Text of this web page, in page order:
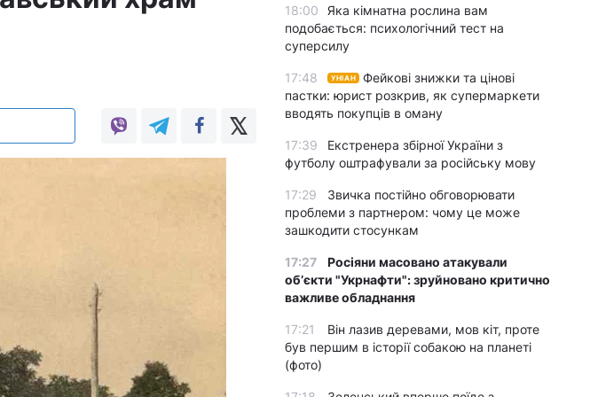
18:00
Яка кімнатна рослина вам
подобається: психологічний тест на
суперсилу
17:48 УНІАН
Фейкові знижки та цінові
пастки: юрист розкрив, як супермаркети
вводять покупців в оману
17:39
Екстренера збірної України з
футболу оштрафували за російську мову
17:29
Звичка постійно обговорювати
проблеми з партнером: чому це може
зашкодити стосункам
17:27
Росіяни масовано атакували
обʼєкти "Укрнафти": зруйновано критично
важливе обладнання
17:21
Він лазив деревами, мов кіт, проте
був першим в історії собакою на планеті
(фото)